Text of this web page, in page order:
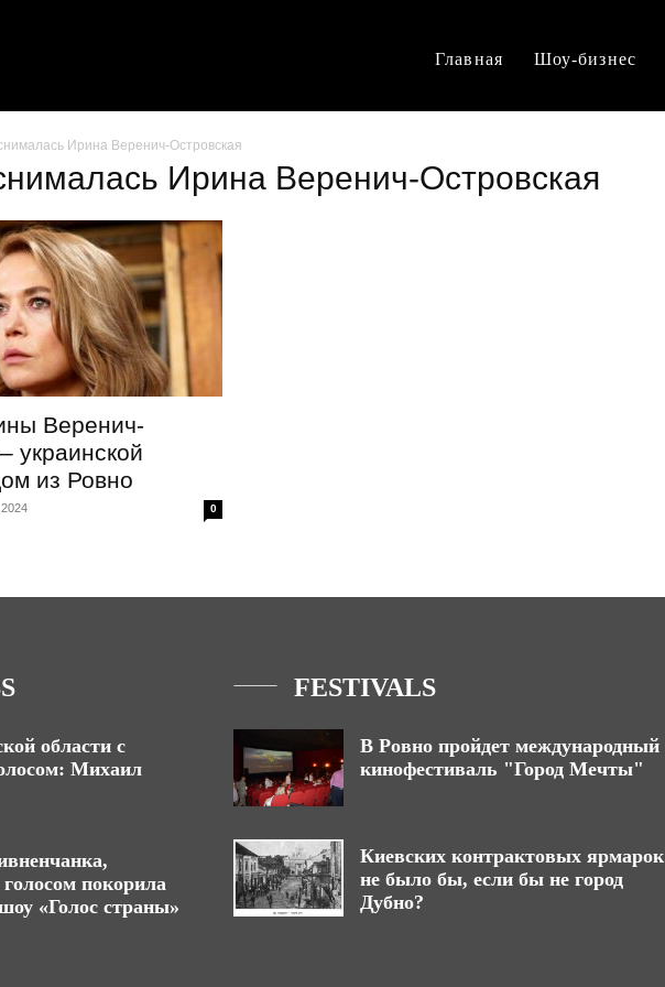
Главная Шоу-бизнес
Ирина Веренич-Островская
Ирина Веренич-Островская
Веренич-
украинской
из Ровно
0
области с
Михаил
покорила
«Голос страны»
FESTIVALS
В Ровно пройдет международный
кинофестиваль "Город Мечты"
Киевских контрактовых ярмарок
не было бы, если бы не город
Дубно?